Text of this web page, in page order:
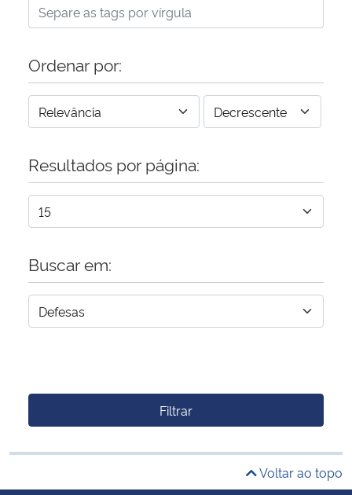
Ordenar por:
Resultados por página:
Buscar em:
Filtrar
Voltar ao topo